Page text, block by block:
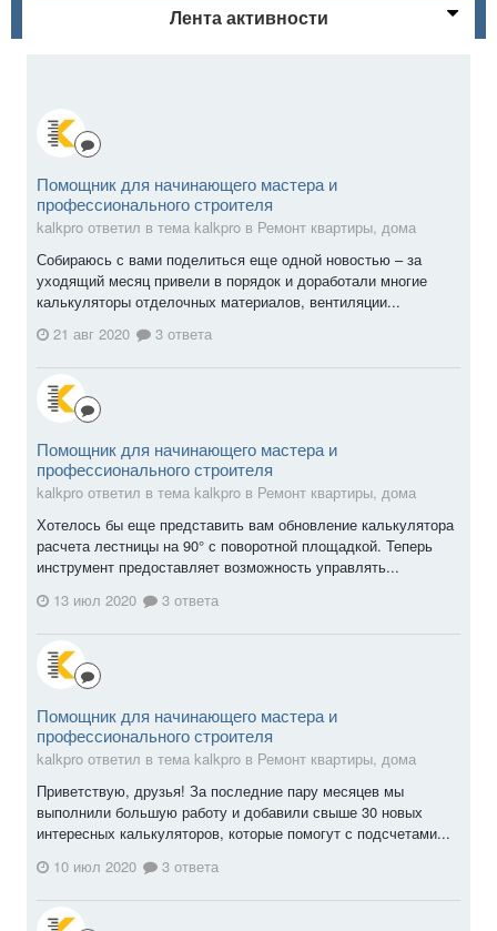
Лента активности
Помощник для начинающего мастера и
профессионального строителя
kalkpro ответил в тема kalkpro в Ремонт квартиры, дома
Собираюсь с вами поделиться еще одной новостью – за
уходящий месяц привели в порядок и доработали многие
калькуляторы отделочных материалов, вентиляции...
21 авг 2020
3 ответа
Помощник для начинающего мастера и
профессионального строителя
kalkpro ответил в тема kalkpro в Ремонт квартиры, дома
Хотелось бы еще представить вам обновление калькулятора
расчета лестницы на 90° с поворотной площадкой. Теперь
инструмент предоставляет возможность управлять...
13 июл 2020
3 ответа
Помощник для начинающего мастера и
профессионального строителя
kalkpro ответил в тема kalkpro в Ремонт квартиры, дома
Приветствую, друзья! За последние пару месяцев мы
выполнили большую работу и добавили свыше 30 новых
интересных калькуляторов, которые помогут с подсчетами...
10 июл 2020
3 ответа